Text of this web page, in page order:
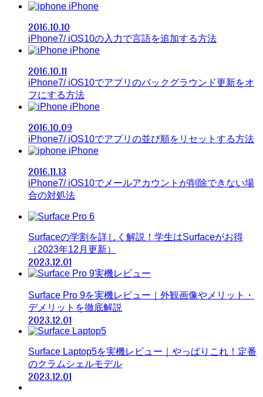
iPhone
2016.10.10
iPhone7/ iOS10の入力で言語を追加する方法
iPhone
2016.10.11
iPhone7/ iOS10でアプリのバックグラウンド更新をオ
フにする方法
iPhone
2016.10.09
iPhone7/ iOS10でアプリの並び順をリセットする方法
iPhone
2016.11.13
iPhone7/ iOS10でメールアカウントが削除できない場
合の対処法
Surfaceの学割を詳しく解説！学生はSurfaceがお得
（2023年12月更新）
2023.12.01
Surface Pro 9を実機レビュー｜外観画像やメリット・
デメリットを徹底解説
2023.12.01
Surface Laptop5を実機レビュー｜やっぱりこれ！定番
のクラムシェルモデル
2023.12.01